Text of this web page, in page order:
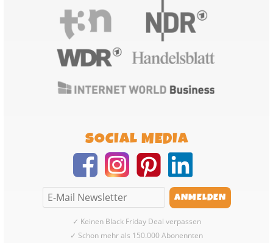
SOCIAL MEDIA
✓ Keinen Black Friday Deal verpassen
✓ Schon mehr als 150.000 Abonennten